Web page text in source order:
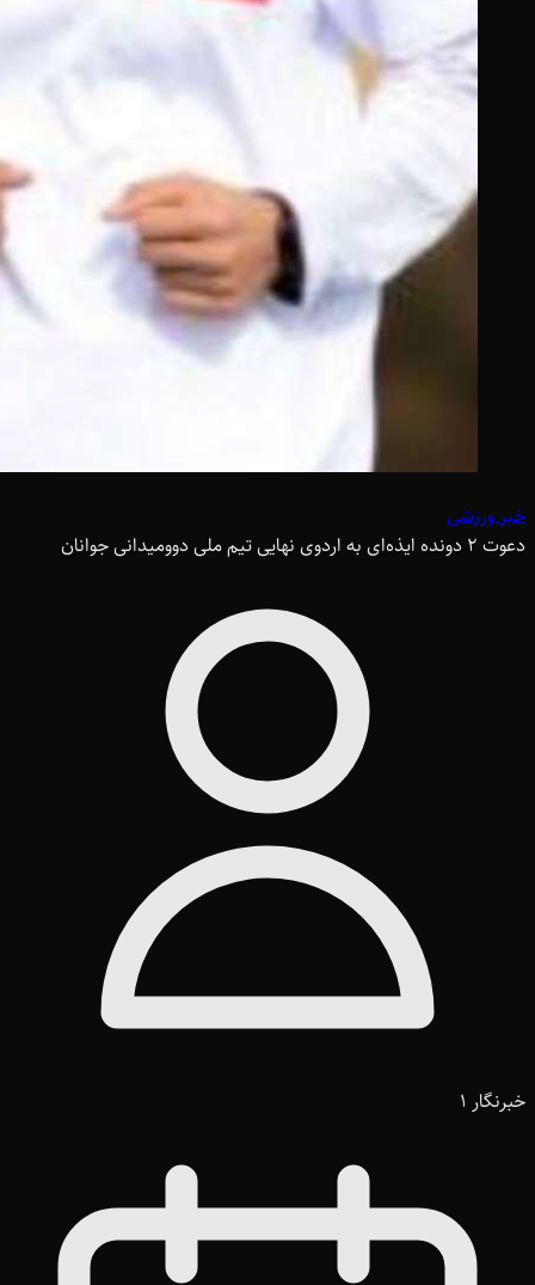
خبر ورزشی
دعوت 2 دونده ایذه‌ای به اردوی نهایی تیم ملی دوومیدانی جوانان
خبرنگار 1